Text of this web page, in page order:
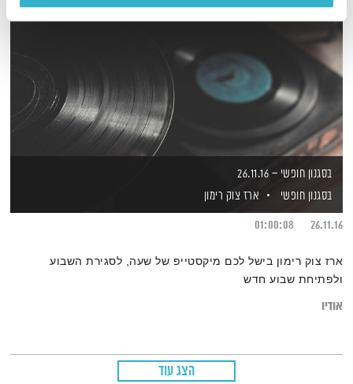
בסגנון חופשי – 26.11.16
בסגנון חופשי
ארז צוק רימון
26.11.16
01:00:08
ארז צוק רימון בישל לכם מיקסטייפ של שעה, לסגירת השבוע
ולפתיחת שבוע חדש
אודיו
הצג עוד